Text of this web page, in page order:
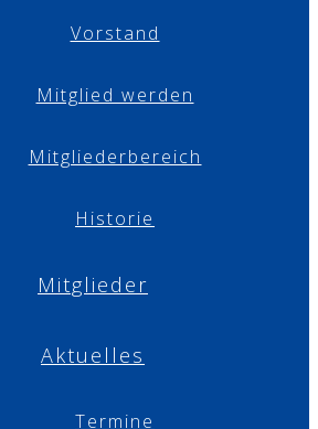
Vorstand
Mitglied werden
Mitgliederbereich
Historie
Mitglieder
Aktuelles
Termine